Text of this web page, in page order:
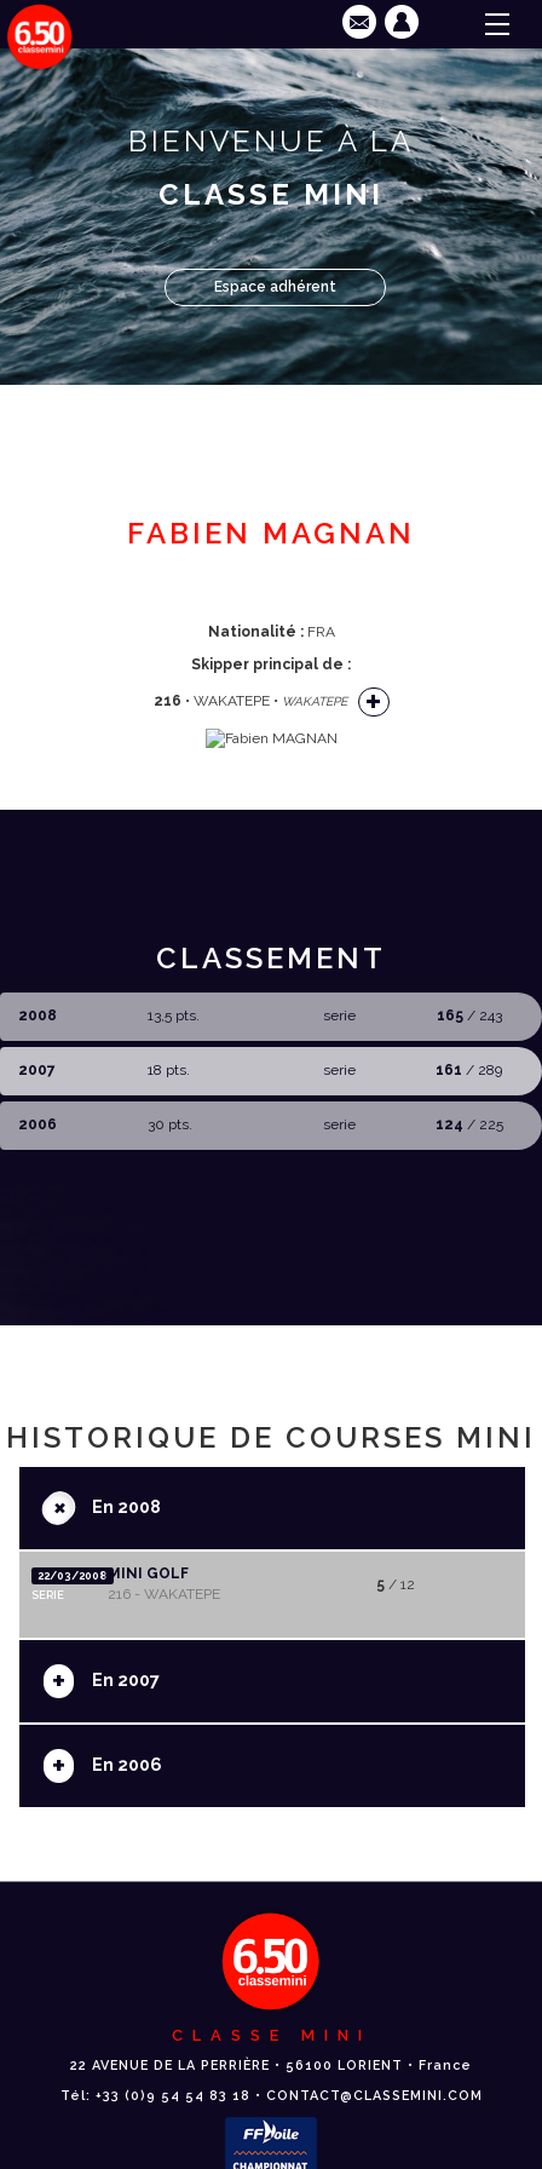
BIENVENUE À LA
CLASSE MINI
Espace adhérent
FABIEN MAGNAN
Nationalité :FRA
Skipper principal de :
216 • WAKATEPE • WAKATEPE
CLASSEMENT
2008 13,5 pts. serie 165/ 243
2007 18 pts. serie 161 / 289
2006 30 pts. serie 124 / 225
HISTORIQUE DE COURSES MINI
+En 2008
22/03/2008
SERIE
MINI GOLF
216 - WAKATEPE
5/ 12
+ En 2007
+ En 2006
CLASSE MINI
22 AVENUE DE LA PERRIÈRE • 56100 LORIENT • France
Tél: +33 (0)9 54 54 83 18 • CONTACT@CLASSEMINI.COM